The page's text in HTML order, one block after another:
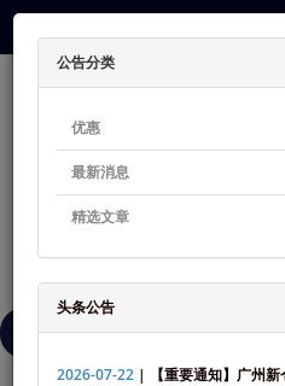
菜单
公告分类
优惠
最新消息
精选文章
头条公告
2026-07-22 | 【重要通知】广州